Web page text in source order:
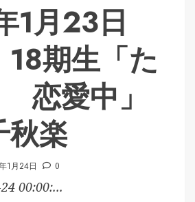
1月23日
18期生「た
恋愛中」
秋楽
1月24日 0
00:00:...